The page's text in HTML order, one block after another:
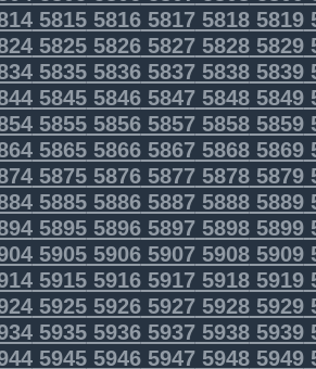
58155816581758185819
58255826582758285829
58355836583758385839
58455846584758485849
58555856585758585859
58655866586758685869
58755876587758785879
58855886588758885889
58955896589758985899
59055906590759085909
59155916591759185919
59255926592759285929
59355936593759385939
59455946594759485949